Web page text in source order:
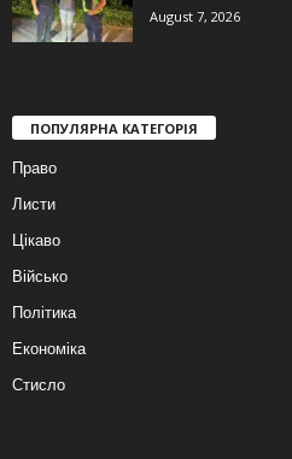
August 7, 2026
ПОПУЛЯРНА КАТЕГОРІЯ
Право
Листи
Цікаво
Військо
Політика
Економіка
Стисло